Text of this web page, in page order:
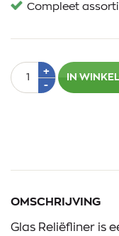
Compleet
Aantal+Plus
-Min
IN
OMSCHRIJVING
Glas Reliëfliner is